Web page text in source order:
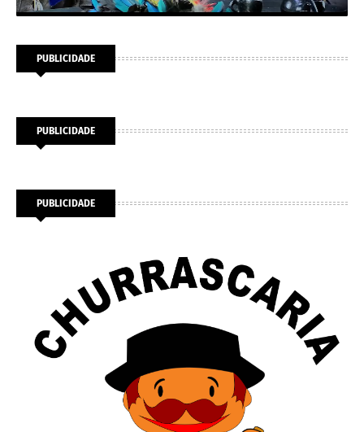
PUBLICIDADE
PUBLICIDADE
PUBLICIDADE